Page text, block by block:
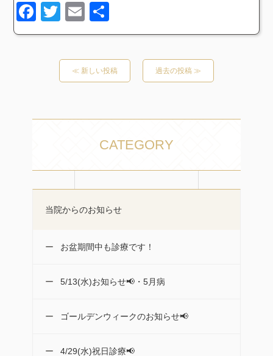
Facebook
TwitterEmail
有
≪ 新しい投稿 過去の投稿 ≫
CATEGORY
当院からのお知らせ
お盆期間中も診療です！
5/13(水)お知らせ📢・5月病
ゴールデンウィークのお知らせ📢
4/29(水)祝日診療📢